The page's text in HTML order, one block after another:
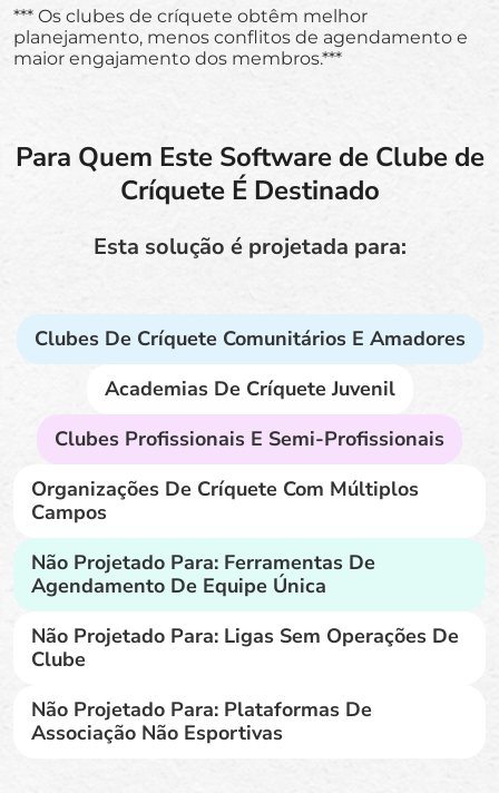
*** Os clubes de críquete obtêm melhor
planejamento, menos conflitos de agendamento e
maior engajamento dos membros.***
Para Quem Este Software de Clube de
Críquete É Destinado
Esta solução é projetada para:
Clubes De Críquete Comunitários E Amadores
Academias De Críquete Juvenil
Clubes Profissionais E Semi-Profissionais
Organizações De Críquete Com Múltiplos
Campos
Não Projetado Para: Ferramentas De
Agendamento De Equipe Única
Não Projetado Para: Ligas Sem Operações De
Clube
Não Projetado Para: Plataformas De
Associação Não Esportivas